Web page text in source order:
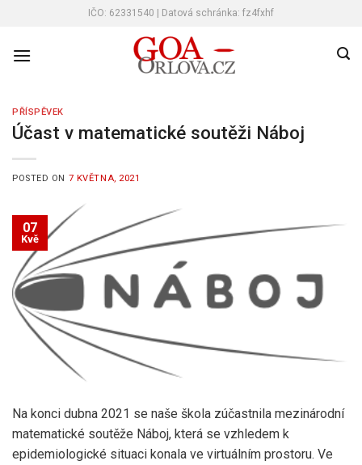
content
IČO: 62331540 | Datová schránka: fz4fxhf
PŘÍSPĚVEK
Účast v matematické soutěži Náboj
POSTED ON 7 KVĚTNA, 2021
07
Kvě
Na konci dubna 2021 se naše škola zúčastnila mezinárodní
matematické soutěže Náboj, která se vzhledem k
epidemiologické situaci konala ve virtuálním prostoru. Ve